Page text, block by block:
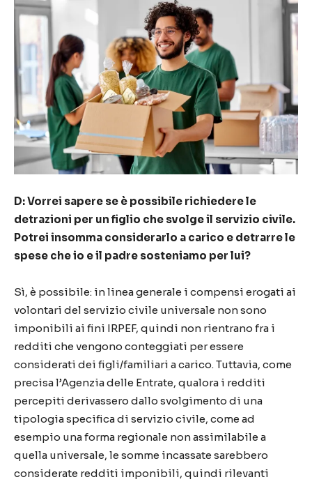
D: Vorrei sapere se è possibile richiedere le
detrazioni per un figlio che svolge il servizio civile.
Potrei insomma considerarlo a carico e detrarre le
spese che io e il padre sosteniamo per lui?
Sì, è possibile: in linea generale i compensi erogati ai
volontari del servizio civile universale non sono
imponibili ai fini IRPEF, quindi non rientrano fra i
redditi che vengono conteggiati per essere
considerati dei figli/familiari a carico. Tuttavia, come
precisa l’Agenzia delle Entrate, qualora i redditi
percepiti derivassero dallo svolgimento di una
tipologia specifica di servizio civile, come ad
esempio una forma regionale non assimilabile a
quella universale, le somme incassate sarebbero
considerate redditi imponibili, quindi rilevanti